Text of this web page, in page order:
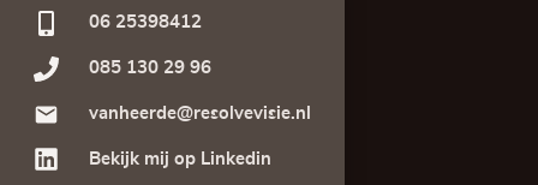
06 25398412
085 130 29 96
vanheerde@resolvevisie.nl
Bekijk mij op Linkedin